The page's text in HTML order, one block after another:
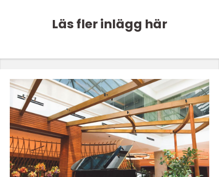
Läs fler inlägg här